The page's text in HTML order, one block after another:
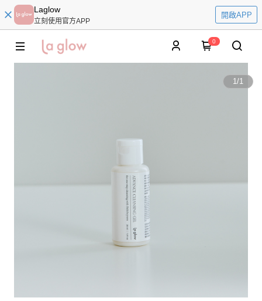
Laglow
立刻使用官方APP
開啟APP
0
1/1